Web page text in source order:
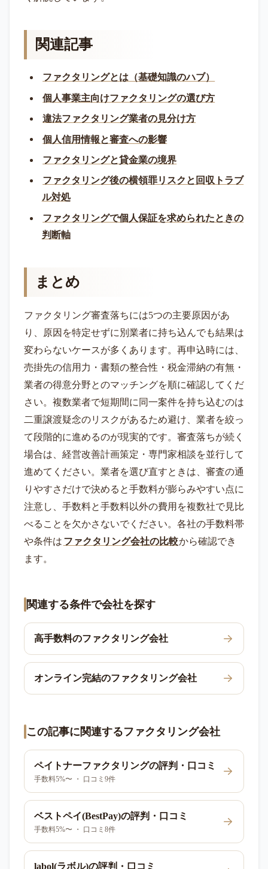
関連記事
ファクタリングとは（基礎知識のハブ）
個人事業主向けファクタリングの選び方
違法ファクタリング業者の見分け方
個人信用情報と審査への影響
ファクタリングと貸金業の境界
ファクタリング後の横領罪リスクと回収トラブ
ル対処
ファクタリングで個人保証を求められたときの
判断軸
まとめ
ファクタリング審査落ちには5つの主要原因があ
り、原因を特定せずに別業者に持ち込んでも結果は
変わらないケースが多くあります。再申込時には、
売掛先の信用力・書類の整合性・税金滞納の有無・
業者の得意分野とのマッチングを順に確認してくだ
さい。複数業者で短期間に同一案件を持ち込むのは
二重譲渡疑念のリスクがあるため避け、業者を絞っ
て段階的に進めるのが現実的です。審査落ちが続く
場合は、経営改善計画策定・専門家相談を並行して
進めてください。業者を選び直すときは、審査の通
りやすさだけで決めると手数料が膨らみやすい点に
注意し、手数料と手数料以外の費用を複数社で見比
べることを欠かさないでください。各社の手数料帯
や条件は ファクタリング会社の比較から確認でき
ます。
関連する条件で会社を探す
高手数料のファクタリング会社
オンライン完結のファクタリング会社
この記事に関連するファクタリング会社
ペイトナーファクタリングの評判・口コミ
手数料5%〜 ・ 口コミ9件
ベストペイ(BestPay)の評判・口コミ
手数料5%〜 ・ 口コミ8件
labol(ラボル)の評判・口コミ